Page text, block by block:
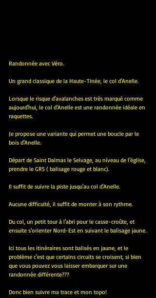
Randonnée avec Véro.
Un grand classique de la Haute-Tinée, le col d'Anelle.
Lorsque le risque d'avalanches est très marqué comme
aujourd'hui, le col d'Anelle est une randonnée idéale en
raquettes.
Je propose une variante qui permet une boucle par le
bois d'Anelle.
Départ de Saint Dalmas le Selvage, au niveau de l'église,
prendre le GR5 ( balisage rouge et blanc).
Il suffit de suivre la piste jusqu'au col d'Anelle.
Aucune difficulté, il suffit de monter à son rythme.
Du col, un petit tour à l'abri pour le casse-croûte, et
ensuite s'orienter Nord-Est en suivant le balisage jaune.
Ici tous les itinéraires sont balisés en jaune, et le
problème c'est que certains circuits se croisent, si bien
que vous pouvez vous laisser embarquer sur une
randonnée différente???
Donc bien suivre ma trace et mon topo!